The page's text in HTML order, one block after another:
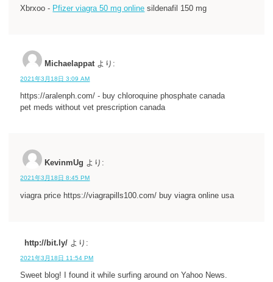
Xbrxoo - Pfizer viagra 50 mg online sildenafil 150 mg
Michaelappat より:
2021年3月18日 3:09 AM
https://aralenph.com/ - buy chloroquine phosphate canada
pet meds without vet prescription canada
KevinmUg より:
2021年3月18日 8:45 PM
viagra price https://viagrapills100.com/ buy viagra online usa
http://bit.ly/ より:
2021年3月18日 11:54 PM
Sweet blog! I found it while surfing around on Yahoo News.